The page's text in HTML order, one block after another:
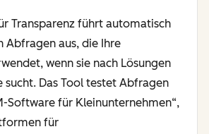
Transparenz führt automatisch
Abfragen aus, die Ihre
wenn sie nach Lösungen
sucht. Das Tool testet Abfragen
Software für Kleinunternehmen“,
für